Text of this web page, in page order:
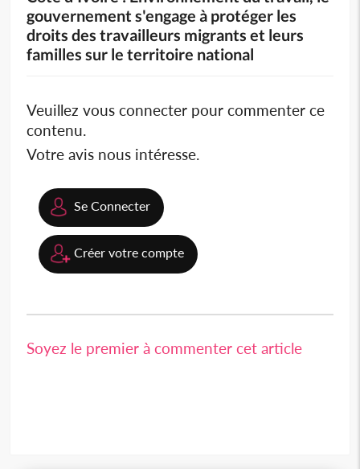
gouvernement s'engage à protéger les
droits des travailleurs migrants et leurs
familles sur le territoire national
Veuillez vous connecter pour commenter ce
contenu.
Votre avis nous intéresse.
Se Connecter
Créer votre compte
Soyez le premier à commenter cet article